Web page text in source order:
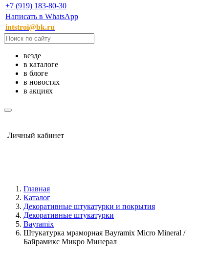
+7 (919) 183-80-30
Написать в WhatsApp
intstroi@bk.ru
везде
в каталоге
в блоге
в новостях
в акциях
Личный кабинет
Главная
Каталог
Декоративные штукатурки и покрытия
Декоративные штукатурки
Bayramix
Штукатурка мраморная Bayramix Micro Mineral /
Байрамикс Микро Минерал